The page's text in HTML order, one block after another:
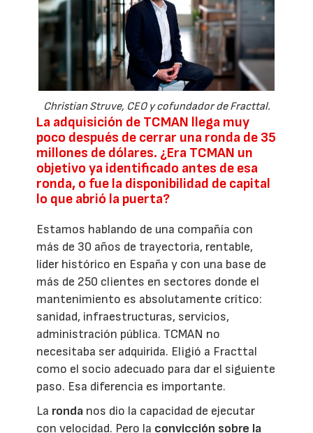
Christian Struve, CEO y cofundador de Fracttal.
La adquisición de TCMAN llega muy
poco después de cerrar una ronda de 35
millones de dólares. ¿Era TCMAN un
objetivo ya identificado antes de esa
ronda, o fue la disponibilidad de capital
lo que abrió la puerta?
Estamos hablando de una compañía con
más de 30 años de trayectoria, rentable,
líder histórico en España y con una base de
más de 250 clientes en sectores donde el
mantenimiento es absolutamente crítico:
sanidad, infraestructuras, servicios,
administración pública. TCMAN no
necesitaba ser adquirida. Eligió a Fracttal
como el socio adecuado para dar el siguiente
paso. Esa diferencia es importante.
La ronda nos dio la capacidad de ejecutar
con velocidad. Pero la convicción sobre la